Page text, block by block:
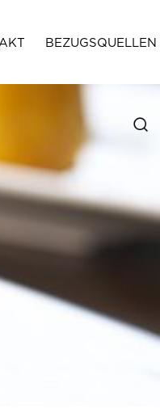
BEZUGSQUELLEN